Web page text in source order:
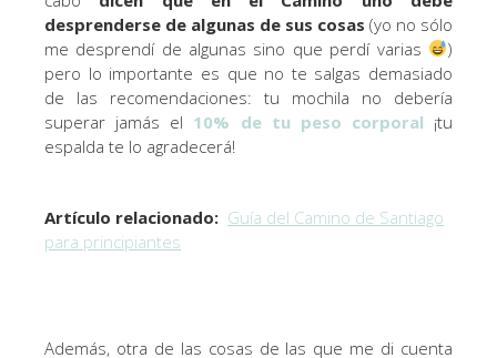
desprenderse de algunas de sus cosas (yo no sólo
me desprendí de algunas sino que perdí varias
)
pero lo importante es que no te salgas demasiado
de las recomendaciones: tu mochila no debería
superar jamás el 10% de tu peso corporal ¡tu
espalda te lo agradecerá!
Artículo relacionado: Guía del Camino de Santiago
para principiantes
Además, otra de las cosas de las que me di cuenta